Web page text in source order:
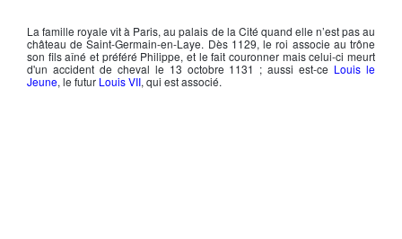
La famille royale vit à Paris, au palais de la Cité quand elle n’est pas au
château de Saint-Germain-en-Laye. Dès 1129, le roi associe au trône
son fils aîné et préféré Philippe, et le fait couronner mais celui-ci meurt
d'un accident de cheval le 13 octobre 1131 ; aussi est-ce Louis le
Jeune, le futur Louis VII, qui est associé.